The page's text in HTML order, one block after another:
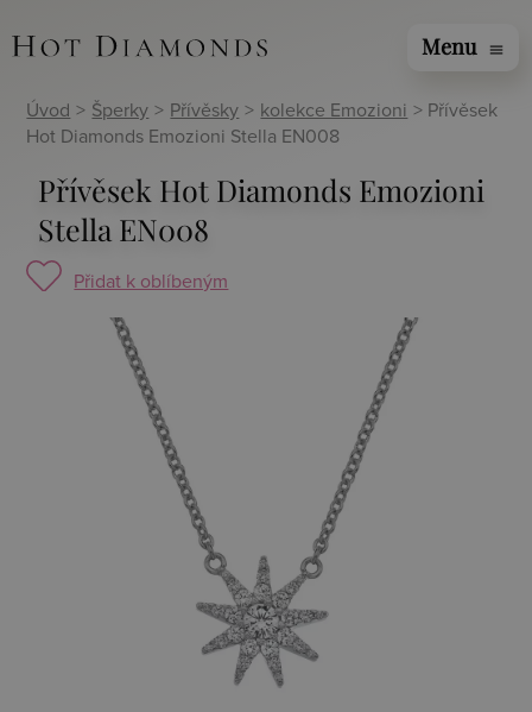
Menu menu
Úvod > Šperky > Přívěsky > kolekce Emozioni > Přívěsek
Hot Diamonds Emozioni Stella EN008
Přívěsek Hot Diamonds Emozioni
Stella EN008
Přidat k oblíbeným